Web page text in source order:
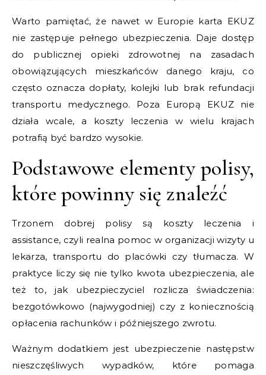
Warto pamiętać, że nawet w Europie karta EKUZ
nie zastępuje pełnego ubezpieczenia. Daje dostęp
do publicznej opieki zdrowotnej na zasadach
obowiązujących mieszkańców danego kraju, co
często oznacza dopłaty, kolejki lub brak refundacji
transportu medycznego. Poza Europą EKUZ nie
działa wcale, a koszty leczenia w wielu krajach
potrafią być bardzo wysokie.
Podstawowe elementy polisy,
które powinny się znaleźć
Trzonem dobrej polisy są koszty leczenia i
assistance, czyli realna pomoc w organizacji wizyty u
lekarza, transportu do placówki czy tłumacza. W
praktyce liczy się nie tylko kwota ubezpieczenia, ale
też to, jak ubezpieczyciel rozlicza świadczenia:
bezgotówkowo (najwygodniej) czy z koniecznością
opłacenia rachunków i późniejszego zwrotu.
Ważnym dodatkiem jest ubezpieczenie następstw
nieszczęśliwych wypadków, które pomaga